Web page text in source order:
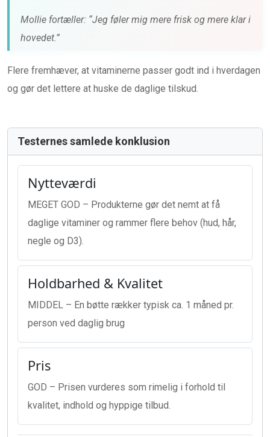
Mollie fortæller: “Jeg føler mig mere frisk og mere klar i
hovedet.”
Flere fremhæver, at vitaminerne passer godt ind i hverdagen
og gør det lettere at huske de daglige tilskud.
Testernes samlede konklusion
Nytteværdi
MEGET GOD – Produkterne gør det nemt at få
daglige vitaminer og rammer flere behov (hud, hår,
negle og D3).
Holdbarhed & Kvalitet
MIDDEL – En bøtte rækker typisk ca. 1 måned pr.
person ved daglig brug
Pris
GOD – Prisen vurderes som rimelig i forhold til
kvalitet, indhold og hyppige tilbud.